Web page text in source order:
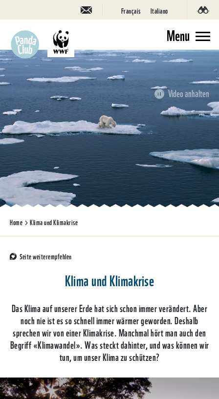
Français Italiano
Menu
Video anhalten
Home Klima und Klimakrise
Seite weiterempfehlen
Klima und Klimakrise
Das Klima auf unserer Erde hat sich schon immer verändert. Aber
noch nie ist es so schnell immer wärmer geworden. Deshalb
sprechen wir von einer Klimakrise. Manchmal hört man auch den
Begriff «Klimawandel». Was steckt dahinter, und was können wir
tun, um unser Klima zu schützen?